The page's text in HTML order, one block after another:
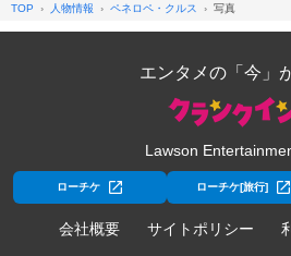
TOP 人物情報 ペネロペ・クルス 写真
エンタメの「今」
Lawson
ローチケ ローチケ[旅行]
会社概要 サイトポリシー